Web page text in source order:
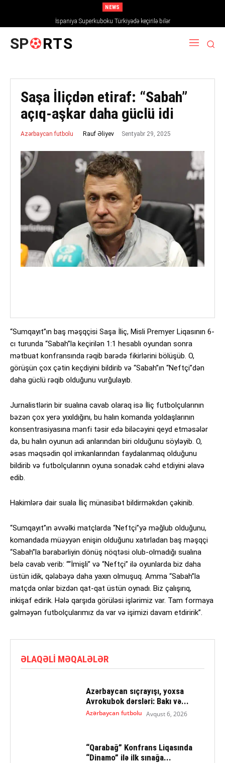
NEWS
İspaniya Superkuboku Türkiyədə keçirilə bilər
SP RTS
Saşa İliçdən etiraf: “Sabah”
açıq-aşkar daha güclü idi
Azərbaycan futbolu Rauf Əliyev Sentyabr 29, 2025
“Sumqayıt”ın baş məşqçisi Saşa İliç, Misli Premyer Liqasının 6-
cı turunda “Sabah”la keçirilən 1:1 hesablı oyundan sonra
mətbuat konfransında rəqib barədə fikirlərini bölüşüb. O,
görüşün çox çətin keçdiyini bildirib və “Sabah”ın “Neftçi”dən
daha güclü rəqib olduğunu vurğulayıb.
Jurnalistlərin bir sualına cavab olaraq isə İliç futbolçularının
bəzən çox yerə yıxıldığını, bu halın komanda yoldaşlarının
konsentrasiyasına mənfi təsir edə biləcəyini qeyd etməsələr
də, bu halın oyunun adi anlarından biri olduğunu söyləyib. O,
əsas məqsədin qol imkanlarından faydalanmaq olduğunu
bildirib və futbolçularının oyuna sonadək cəhd etdiyini əlavə
edib.
Hakimlərə dair suala İliç münasibət bildirməkdən çəkinib.
“Sumqayıt”ın əvvəlki matçlarda “Neftçi”yə məğlub olduğunu,
komandada müəyyən enişin olduğunu xatırladan baş məşqçi
“Sabah”la bərabərliyin dönüş nöqtəsi olub-olmadığı sualına
belə cavab verib: ““İmişli” və “Neftçi” ilə oyunlarda biz daha
üstün idik, qələbəyə daha yaxın olmuşuq. Amma “Sabah”la
matçda onlar bizdən qat-qat üstün oynadı. Biz çalışırıq,
inkişaf edirik. Hələ qarşıda görüləsi işlərimiz var. Tam formaya
gəlməyən futbolçularımız da var və işimizi davam etdiririk”.
ƏLAQƏLI MƏQALƏLƏR
Azərbaycan sıçrayışı, yoxsa
Avrokubok dərsləri: Bakı və...
Azərbaycan futbolu Avqust 6, 2026
“Qarabağ” Konfrans Liqasında
“Dinamo” ilə ilk sınağa...